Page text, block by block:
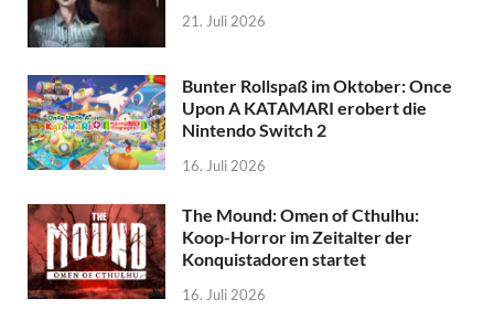
21. Juli 2026
Bunter Rollspaß im Oktober: Once
Upon A KATAMARI erobert die
Nintendo Switch 2
16. Juli 2026
The Mound: Omen of Cthulhu:
Koop-Horror im Zeitalter der
Konquistadoren startet
16. Juli 2026